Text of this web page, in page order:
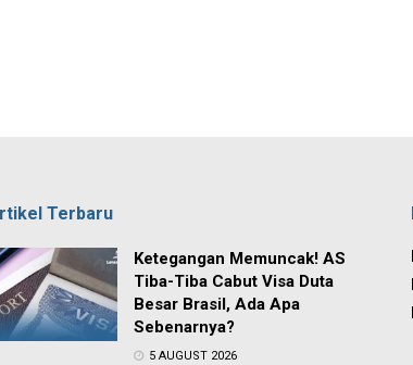
Terbaru
Ketegangan Memuncak! AS
Tiba-Tiba Cabut Visa Duta
Besar Brasil, Ada Apa
Sebenarnya?
5 AUGUST 2026